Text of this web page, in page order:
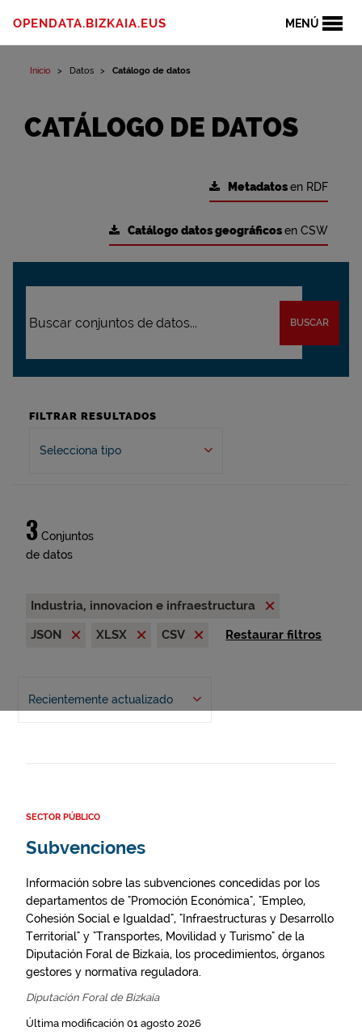
MENÚ
OPENDATA.BIZKAIA.EUS
Inicio Datos Catálogo de datos
CATÁLOGO DE DATOS
Metadatosen RDF
Catálogo datos geográficosen CSW
BUSCAR
FILTRAR RESULTADOS
Selecciona tipo
3 Conjuntos
de datos
Industria, innovacion e infraestructura
JSON
XLSX CSV Restaurar filtros
Recientemente actualizado
SECTOR PÚBLICO
Subvenciones
Información sobre las subvenciones concedidas por los
departamentos de "Promoción Económica", "Empleo,
Cohesión Social e Igualdad", "Infraestructuras y Desarrollo
Territorial" y "Transportes, Movilidad y Turismo" de la
Diputación Foral de Bizkaia, los procedimientos, órganos
gestores y normativa reguladora.
Diputación Foral de Bizkaia
Última modificación 01 agosto 2026